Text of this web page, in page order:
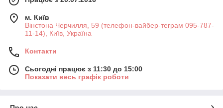
м. Київ
Вінстона Черчилля, 59 (телефон-вайбер-теграм 095-787-
11-14), Київ, Україна
Контакти
Сьогодні працює з 11:30 до 15:00
Показати весь графік роботи